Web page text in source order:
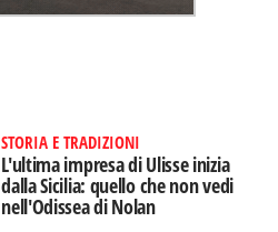
STORIA E TRADIZIONI
L'ultima impresa di Ulisse inizia
dalla Sicilia: quello che non vedi
nell'Odissea di Nolan